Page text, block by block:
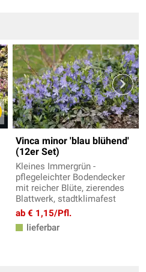
Vinca minor 'blau blühend'
(12er Set)
Kleines Immergrün -
pflegeleichter Bodendecker
mit reicher Blüte, zierendes
Blattwerk, stadtklimafest
ab € 1,15/Pfl.
lieferbar